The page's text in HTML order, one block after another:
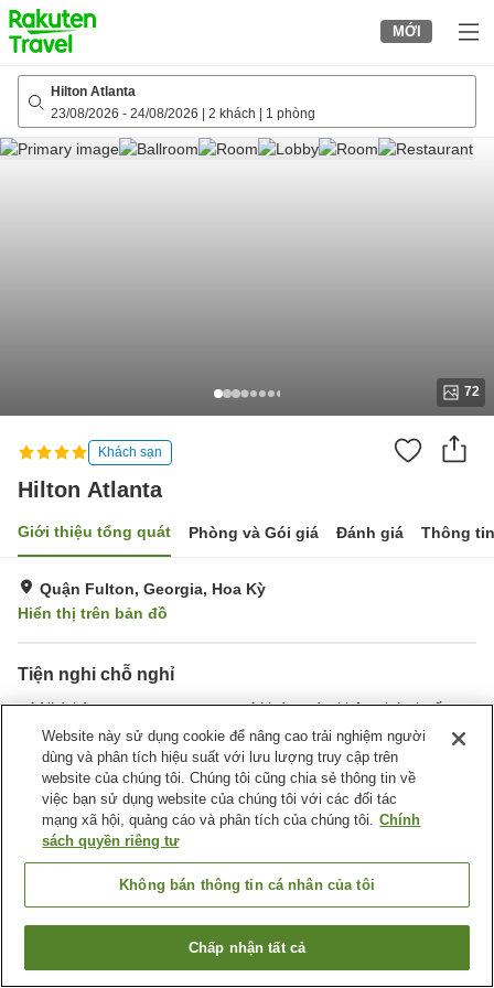
to
top
page
MỚI
Hilton Atlanta
23/08/2026 - 24/08/2026 2 khách 1 phòng
72
Khách sạn
Hilton Atlanta
Giới thiệu tổng quát Phòng và Gói giá Đánh giá Thông
Quận Fulton, Georgia, Hoa Kỳ
Hiển thị trên bản đồ
Tiện nghi chỗ nghỉ
Nhà hàng
Hoàn toàn không hút thuốc
Nhà thi đấu
Hồ bơi ngoài trời
Trang chủ Hoa Kỳ Georgia Quận Fulton Hilton Atlanta
Tìm phòng trống
Website này sử dụng cookie để nâng cao trải nghiệm người
dùng và phân tích hiệu suất với lưu lượng truy cập trên
website của chúng tôi. Chúng tôi cũng chia sẻ thông tin về
việc bạn sử dụng website của chúng tôi với các đối tác
mạng xã hội, quảng cáo và phân tích của chúng tôi. Chính
sách quyền riêng tư
Không bán thông tin cá nhân của tôi
Chấp nhận tất cả